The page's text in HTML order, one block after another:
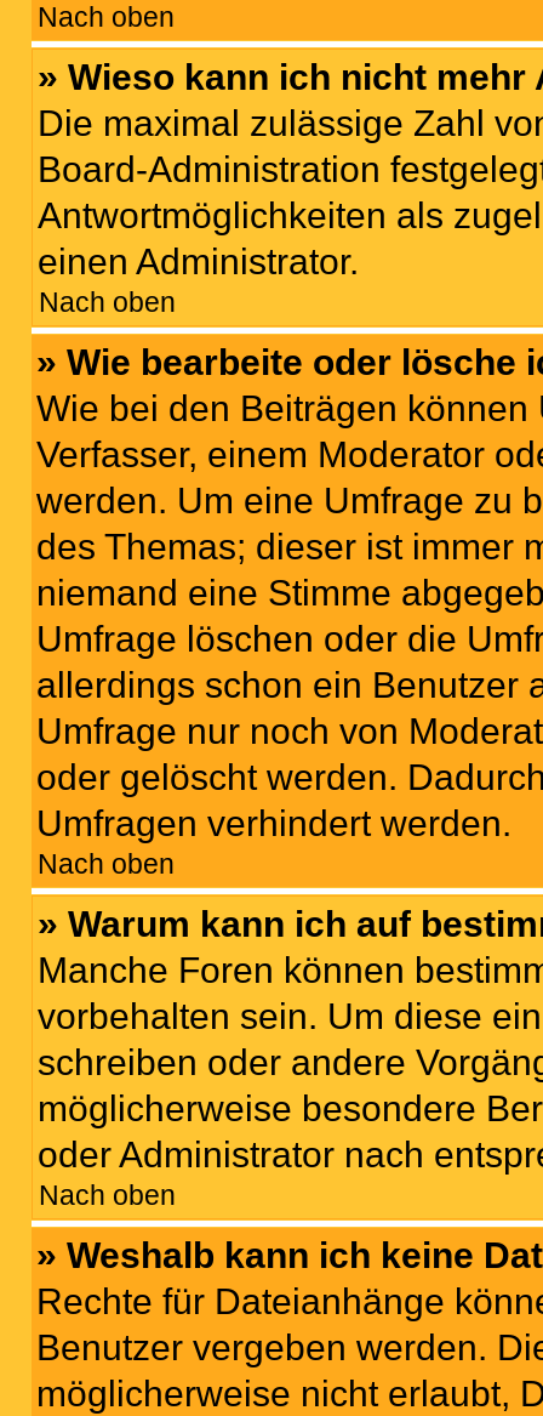
Nach oben
» Wieso kann ich nicht
Die maximal zulässige Zahl
Board-Administration
Antwortmöglichkeiten als
einen Administrator.
Nach oben
» Wie bearbeite oder lösche
Wie bei den Beiträgen
Verfasser, einem Moderator
werden. Um eine Umfrage zu
des Themas; dieser ist immer
niemand eine Stimme
Umfrage löschen oder die
allerdings schon ein Benutzer
Umfrage nur noch von
oder gelöscht werden.
Umfragen verhindert werden.
Nach oben
» Warum kann ich auf
Manche Foren können
vorbehalten sein. Um diese
schreiben oder andere
möglicherweise besondere
oder Administrator nach
Nach oben
» Weshalb kann ich keine
Rechte für Dateianhänge
Benutzer vergeben werden.
möglicherweise nicht erlaubt,